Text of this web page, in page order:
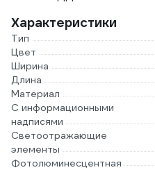
Характеристики
Тип
Цвет
Ширина
Длина
Материал
С информационными
надписями
Светоотражающие
элементы
Фотолюминесцентная